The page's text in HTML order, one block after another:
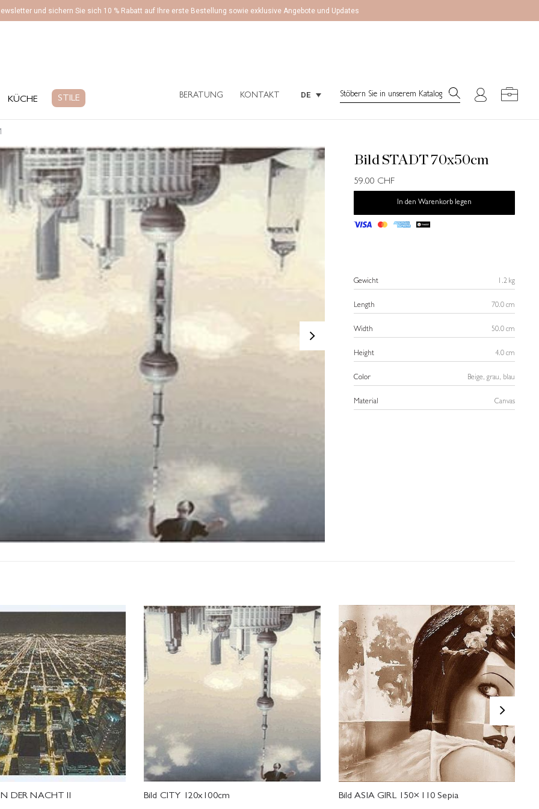
und sichern Sie sich 10 % Rabatt auf Ihre erste Bestellung sowie exklusive Angebote und Updates
KÜCHE STILE BERATUNG KONTAKT DE Search:
>
Bild STADT 70x50cm
59.00 CHF
In den Warenkorb legen
Gewicht 1.2 kg
Length 70.0 cm
Width 50.0 cm
Height 4.0 cm
Color Beige, grau, blau
Material Canvas
DER NACHT II Bild CITY 120x100cm Bild ASIA GIRL 150×110 Sepia
>
Search: